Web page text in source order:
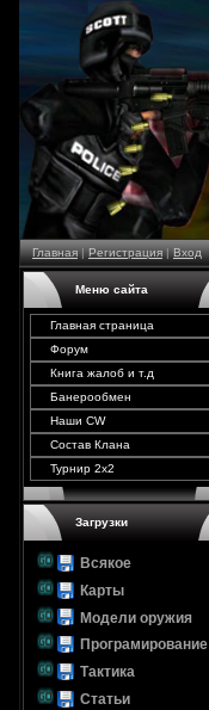
Главная|Регистрация|Вход
Меню сайта
Главная страница
Форум
Книга жалоб и т.д
Банерообмен
Наши CW
Состав Клана
Турнир 2х2
Загрузки
Всякое
Карты
Модели оружия
Програмирование
Тактика
Статьи